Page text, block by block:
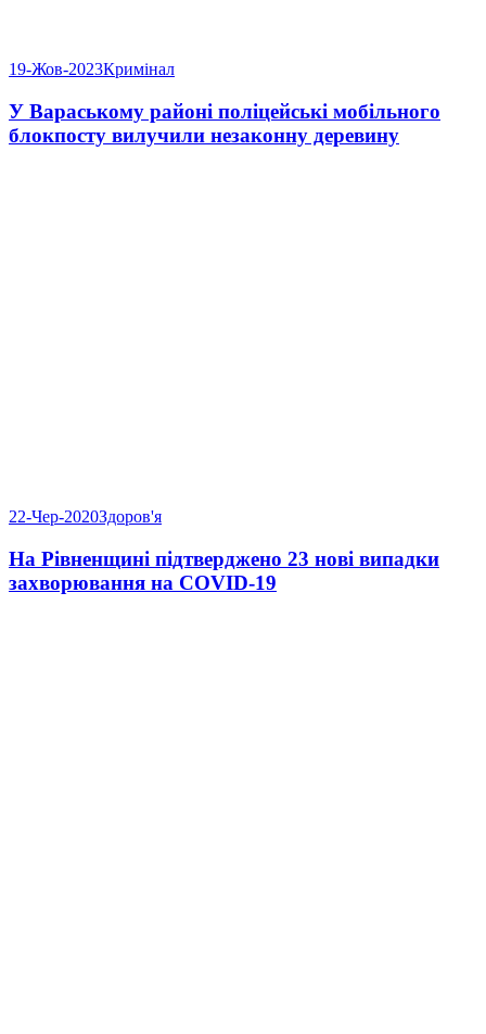
19-Жов-2023Кримінал
У Вараському районі поліцейські мобільного
блокпосту вилучили незаконну деревину
22-Чер-2020Здоров'я
На Рівненщині підтверджено 23 нові випадки
захворювання на COVID-19